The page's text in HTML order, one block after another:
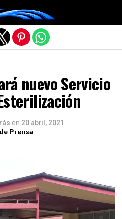
nuevo Servicio
en 20 abril, 2021
Prensa
versión móvil